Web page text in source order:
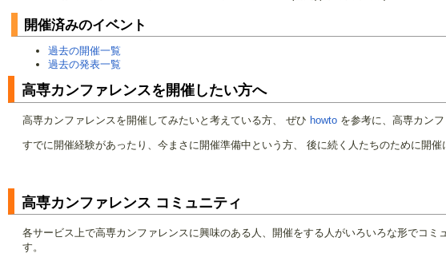
開催済みのイベント
過去の開催一覧
過去の発表一覧
高専カンファレンスを開催したい方へ
高専カンファレンスを開催してみたいと考えている方、 ぜひ howto を参考に、高専カン
すでに開催経験があったり、今まさに開催準備中という方、 後に続く人たちのために開催
高専カンファレンス コミュニティ
各サービス上で高専カンファレンスに興味のある人、開催をする人がいろいろな形でコ
す。